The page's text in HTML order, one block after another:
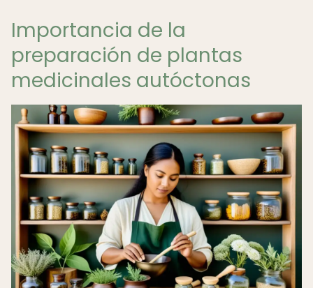
Importancia de la
preparación de plantas
medicinales autóctonas